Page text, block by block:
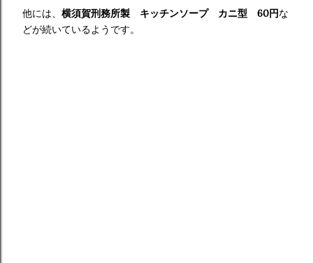
他には、 横須賀刑務所製 キッチンソープ カニ型 60円な
どが続いているようです。